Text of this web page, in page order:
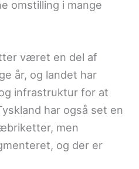
omstilling i mange
været en del af
år, og landet har
infrastruktur for at
har også set en
men
og der er